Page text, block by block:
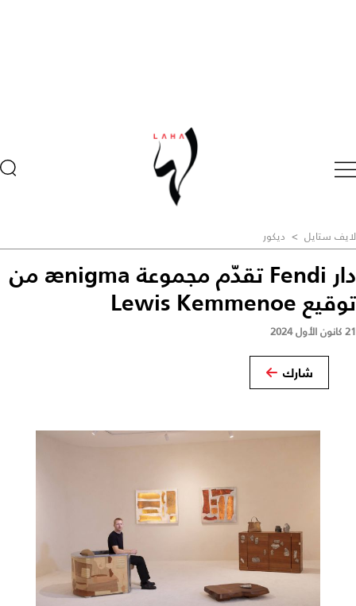
لايف ستايل > ديكور
دار Fendi تقدّم مجموعة ænigma من
توقيع Lewis Kemmenoe
21 كانون الأول 2024
شارك